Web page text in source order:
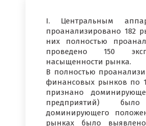
I. Центральным
проанализировано 182
них полностью
проведено 150
насыщенности рынка.
В полностью
финансовых рынков по
признано
предприятий)
доминирующего
рынках было выявлено